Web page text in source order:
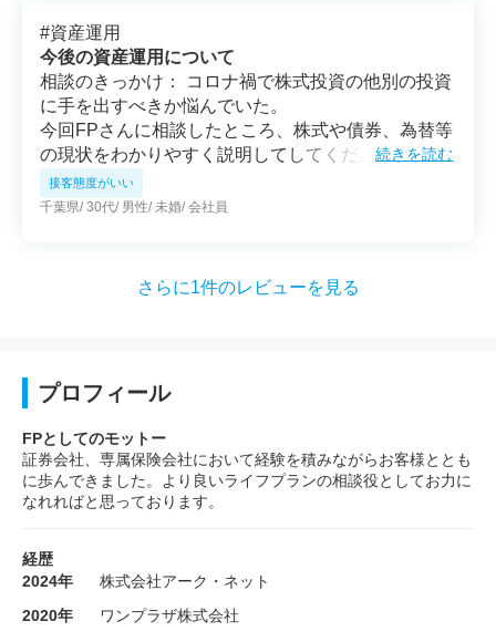
問ばかりしてしまいましたが、嫌な顔もせず丁寧に
お答えいただけて助かりました。
#資産運用
今後の資産運用について
相談のきっかけ： コロナ禍で株式投資の他別の投資
に手を出すべきか悩んでいた。
今回FPさんに相談したところ、株式や債券、為替等
の現状をわかりやすく説明してしてくださいまし
た。特に現在と過去の株式市場の比較、また、現在
までの相場の流れのお話は参考になりました。他に
ました。その上で不安定な現在の状況では手を広げ
ず、寧ろリスクのある株よりも、一旦保有する現金
だと身に染みました。
続きを読む
接客態度がいい
千葉県 30代 男性 未婚 会社員
さらに1件のレビューを見る
プロフィール
FPとしてのモットー
証券会社、専属保険会社において経験を積みながらお客様ととも
に歩んできました。より良いライフプランの相談役としてお力に
なれればと思っております。
経歴
2024年
株式会社アーク・ネット
2020年
ワンプラザ株式会社